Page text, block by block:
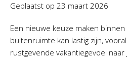
Geplaatst op 23 maart 2026
Een nieuwe keuze maken
buitenruimte kan lastig zijn,
rustgevende vakantiegevoel